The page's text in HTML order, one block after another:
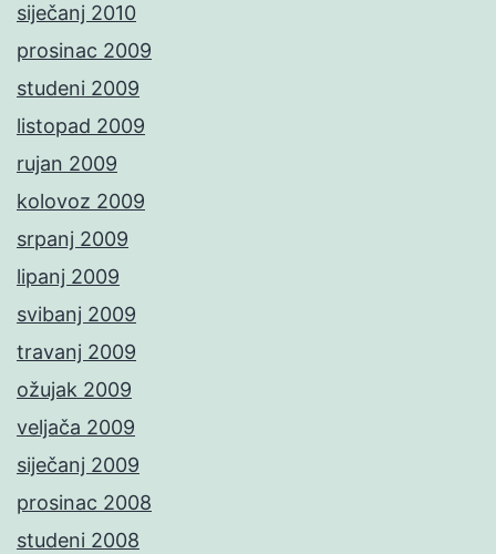
siječanj 2010
prosinac 2009
studeni 2009
listopad 2009
rujan 2009
kolovoz 2009
srpanj 2009
lipanj 2009
svibanj 2009
travanj 2009
ožujak 2009
veljača 2009
siječanj 2009
prosinac 2008
studeni 2008